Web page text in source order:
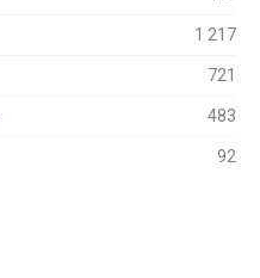
1 217
721
483
92